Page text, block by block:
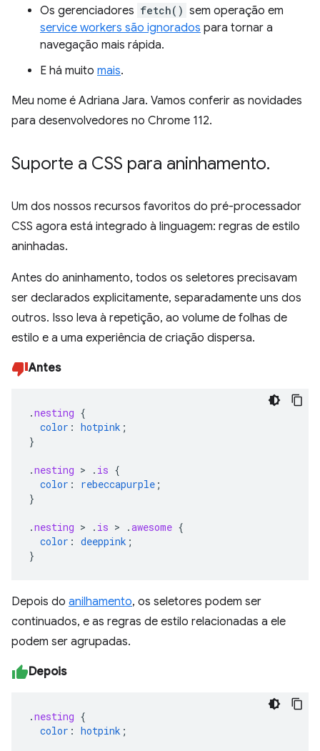
Os gerenciadores fetch() sem operação em
service workers são ignorados para tornar a
navegação mais rápida.
E há muito mais.
Meu nome é Adriana Jara. Vamos conferir as novidades
para desenvolvedores no Chrome 112.
Suporte a CSS para aninhamento.
Um dos nossos recursos favoritos do pré-processador
CSS agora está integrado à linguagem: regras de estilo
aninhadas.
Antes do aninhamento, todos os seletores precisavam
ser declarados explicitamente, separadamente uns dos
outros. Isso leva à repetição, ao volume de folhas de
estilo e a uma experiência de criação dispersa.
Antes
.nesting {
color : hotpink ;
}
.nesting > . is {
color : rebeccapurple ;
}
.nesting > . is > .awesome {
color : deeppink ;
}
Depois do anilhamento, os seletores podem ser
continuados, e as regras de estilo relacionadas a ele
podem ser agrupadas.
Depois
.nesting {
color : hotpink ;